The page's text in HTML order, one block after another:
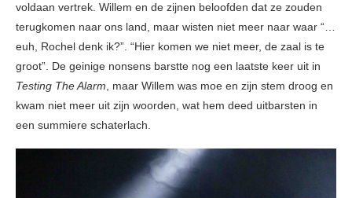
voldaan vertrek. Willem en de zijnen beloofden dat ze zouden
terugkomen naar ons land, maar wisten niet meer naar waar “…
euh, Rochel denk ik?”. “Hier komen we niet meer, de zaal is te
groot”. De geinige nonsens barstte nog een laatste keer uit in
Testing The Alarm, maar Willem was moe en zijn stem droog en
kwam niet meer uit zijn woorden, wat hem deed uitbarsten in
een summiere schaterlach.